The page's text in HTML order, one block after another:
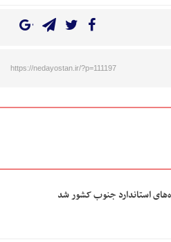
https://nedayostan.ir/?p=111197
استاندارد جنوب کشور شد